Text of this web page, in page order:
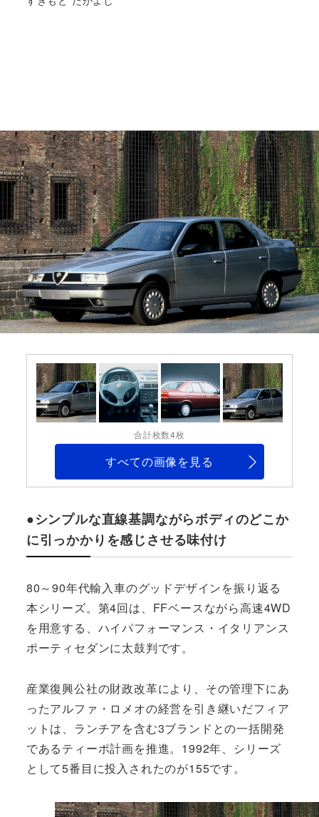
合計枚数4枚
すべての画像を見る
●シンプルな直線基調ながらボディのどこか
に引っかかりを感じさせる味付け
80～90年代輸入車のグッドデザインを振り返る
本シリーズ。第4回は、FFベースながら高速4WD
を用意する、ハイパフォーマンス・イタリアンス
ポーティセダンに太鼓判です。
産業復興公社の財政改革により、その管理下にあ
ったアルファ・ロメオの経営を引き継いだフィア
ットは、ランチアを含む3ブランドとの一括開発
であるティーポ計画を推進。1992年、シリーズ
として5番目に投入されたのが155です。